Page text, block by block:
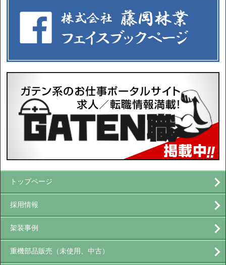
トップページ
採用情報
架装事例
重機部品販売（未使用、中古）